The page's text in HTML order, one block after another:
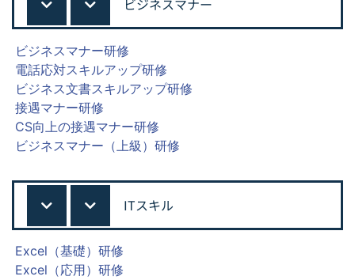
ビジネスマナー
ビジネスマナー研修
電話応対スキルアップ研修
ビジネス文書スキルアップ研修
接遇マナー研修
CS向上の接遇マナー研修
ビジネスマナー（上級）研修
ITスキル
Excel（基礎）研修
Excel（応用）研修